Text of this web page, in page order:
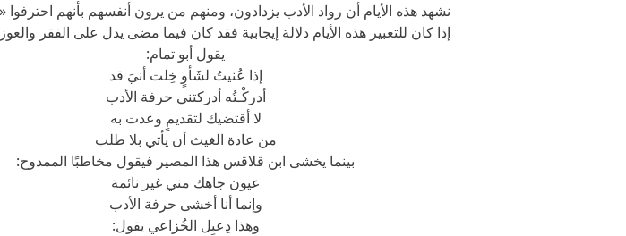
نشهد هذه الأيام أن رواد الأدب يزدادون، ومنهم من يرون أنفسهم بأنهم
إذا كان للتعبير هذه الأيام دلالة إيجابية فقد كان فيما مضى يدل على الفقر
يقول أبو تمام:
إذا عُنيتُ لشَأوٍ خِلت أنيَ قد
أدركْـتُه أدركتني حرفة الأدب
لا أقتضيك لتقديمٍ وعدت به
من عادة الغيث أن يأتي بلا طلب
بينما يخشى ابن قلاقس هذا المصير فيقول مخاطبًا الممدوح:
عيون جاهك مني غير نائمة
وإنما أنا أخشى حرفة الأدب
وهذا دِعبِل الخُزاعي يقول: